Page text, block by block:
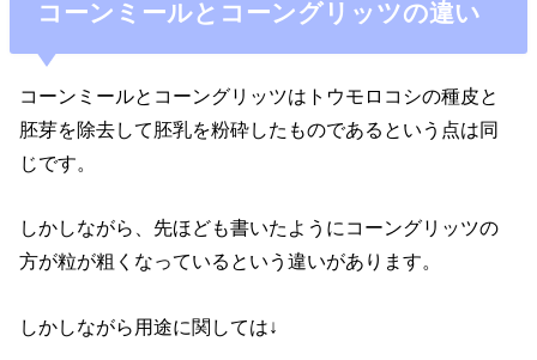
コーンミールとコーングリッツの違い
コーンミールとコーングリッツはトウモロコシの種皮と
胚芽を除去して胚乳を粉砕したものであるという点は同
じです。
しかしながら、先ほども書いたようにコーングリッツの
方が粒が粗くなっているという違いがあります。
しかしながら用途に関しては↓